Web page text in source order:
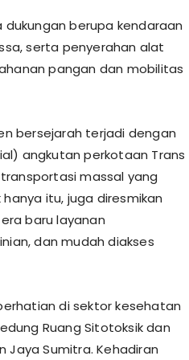
dukungan berupa kendaraan
serta penyerahan alat
pangan dan mobilitas
bersejarah terjadi dengan
angkutan perkotaan Trans
massal yang
itu, juga diresmikan
baru layanan
dan mudah diakses
di sektor kesehatan
Ruang Sitotoksik dan
Jaya Sumitra. Kehadiran